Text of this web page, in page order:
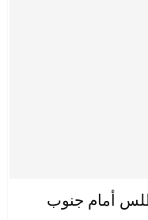
أمام جنوب